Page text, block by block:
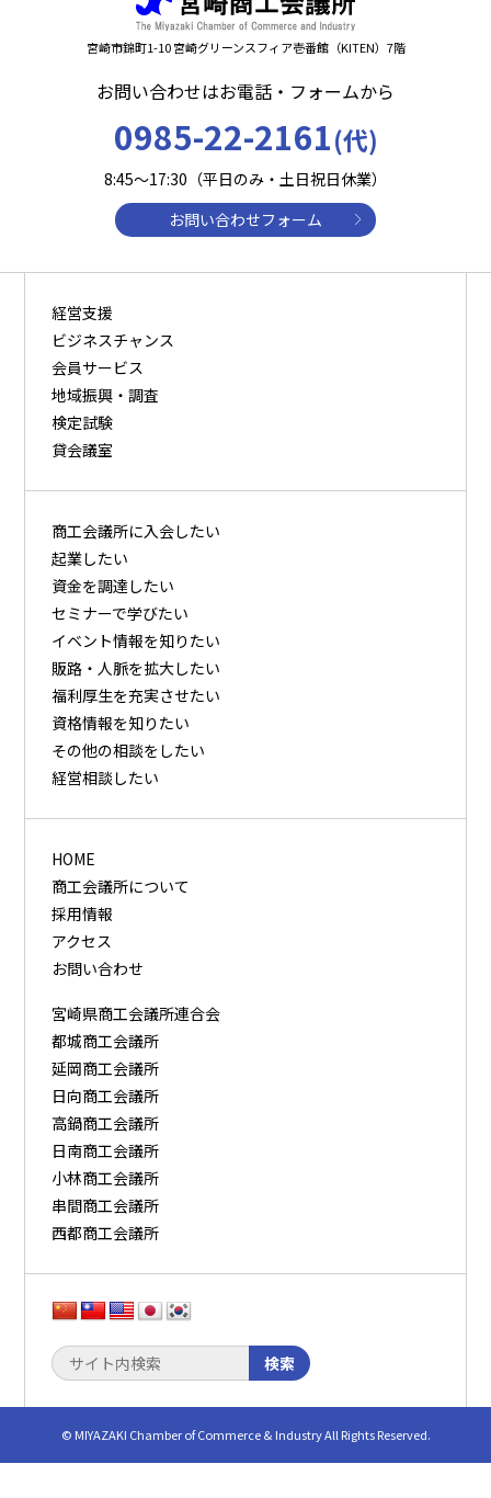
宮崎市錦町1-10 宮崎グリーンスフィア壱番館（KITEN）7階
お問い合わせはお電話・フォームから
0985-22-2161(代)
8:45～17:30（平日のみ・土日祝日休業）
お問い合わせフォーム
経営支援
ビジネスチャンス
会員サービス
地域振興・調査
検定試験
貸会議室
商⼯会議所に⼊会したい
起業したい
資⾦を調達したい
セミナーで学びたい
イベント情報を知りたい
販路・⼈脈を拡⼤したい
福利厚⽣を充実させたい
資格情報を知りたい
その他の相談をしたい
経営相談したい
HOME
商工会議所について
採用情報
アクセス
お問い合わせ
宮崎県商工会議所連合会
都城商工会議所
延岡商工会議所
日向商工会議所
高鍋商工会議所
日南商工会議所
小林商工会議所
串間商工会議所
西都商工会議所
検索
© MIYAZAKI Chamber of Commerce & Industry All Rights Reserved.